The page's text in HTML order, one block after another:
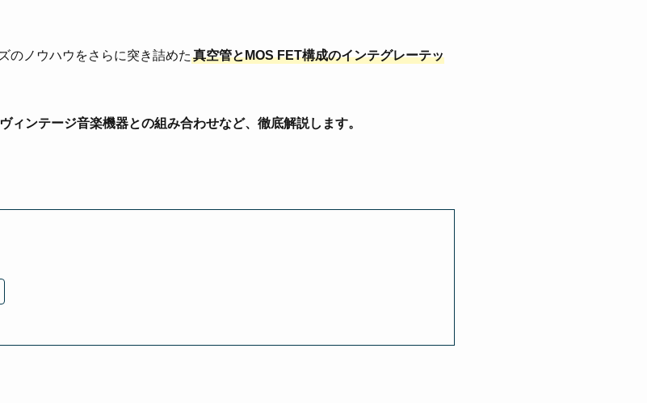
のノウハウをさらに突き詰めた 真空管とMOS FET構成のインテグレーテッ
ィンテージ音楽機器との組み合わせなど、徹底解説します。